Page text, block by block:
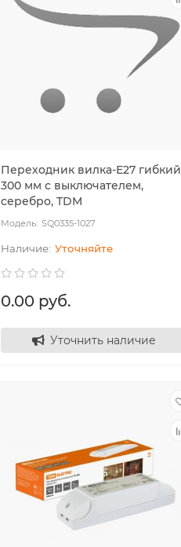
Переходник вилка-Е27 гибкий
300 мм с выключателем,
серебро, TDM
SQ0335-1027
Уточняйте
0.00 руб.
Уточнить наличие